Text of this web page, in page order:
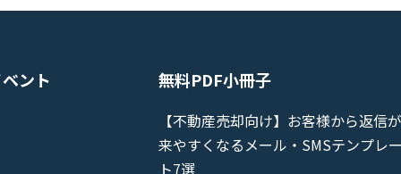
ント 無料PDF小冊子
【不動産売却向け】お客様から返信
来やすくなるメール・SMSテンプレ
ト7選